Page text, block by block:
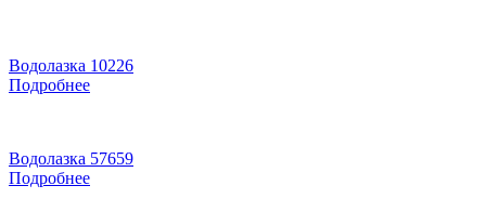
Водолазка 10226
Подробнее
Водолазка 57659
Подробнее